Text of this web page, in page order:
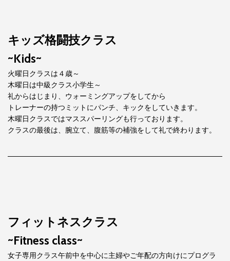
キッズ格闘技クラス
~Kids~
火曜日クラスは４歳～
木曜日は中級クラス小学生～
礼からはじまり、ウォーミングアップをしてから
トレーナーの持つミットにパンチ、キックをしていきます。
木曜日クラスではマススパーリングも行っております。
クラスの最後は、腕立て、腹筋等の補強をして礼で終わります。
フィットネスクラス
~Fitness class~
女子専用クラス午前中を中心に主婦やご年配の方向けにプログラ